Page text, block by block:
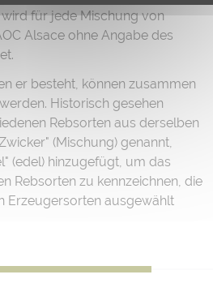
für jede Mischung von
Alsace ohne Angabe des
er besteht, können zusammen
Historisch gesehen
Rebsorten aus derselben
(Mischung) genannt,
(edel) hinzugefügt, um das
Rebsorten zu kennzeichnen, die
Erzeugersorten ausgewählt